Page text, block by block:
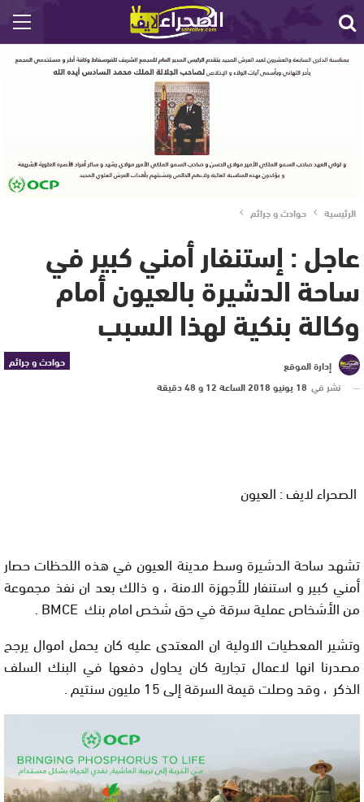
الرئيسية حوادث و جرائم
عاجل : إستنفار أمني كبير في
ساحة الدشيرة بالعيون أمام
وكالة بنكية لهذا السبب
حوادث و جرائم
إدارة الموقع
نشر في 18 يونيو 2018 الساعة 12 و 48 دقيقة
الصحراء لايف : العيون
تشهد ساحة الدشيرة وسط مدينة العيون في هذه اللحظات حصار
أمني كبير و استنفار للأجهزة الامنة ، و ذالك بعد ان نفذ مجموعة
من الأشخاص عملية سرقة في حق شخص امام بنك BMCE .
وتشير المعطيات الاولية ان المعتدى عليه كان يحمل اموال يرجح
مصدرنا انها لاعمال تجارية كان يحاول دفعها في البنك السلف
الذكر ، وقد وصلت قيمة السرقة إلى 15 مليون سنتيم .